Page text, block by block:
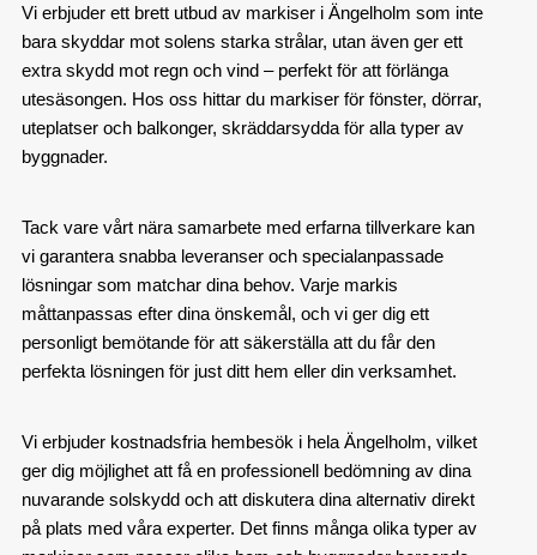
Vi erbjuder ett brett utbud av markiser i Ängelholm som inte
bara skyddar mot solens starka strålar, utan även ger ett
extra skydd mot regn och vind – perfekt för att förlänga
utesäsongen. Hos oss hittar du markiser för fönster, dörrar,
uteplatser och balkonger, skräddarsydda för alla typer av
byggnader.
Tack vare vårt nära samarbete med erfarna tillverkare kan
vi garantera snabba leveranser och specialanpassade
lösningar som matchar dina behov. Varje markis
måttanpassas efter dina önskemål, och vi ger dig ett
personligt bemötande för att säkerställa att du får den
perfekta lösningen för just ditt hem eller din verksamhet.
Vi erbjuder kostnadsfria hembesök i hela Ängelholm, vilket
ger dig möjlighet att få en professionell bedömning av dina
nuvarande solskydd och att diskutera dina alternativ direkt
på plats med våra experter. Det finns många olika typer av